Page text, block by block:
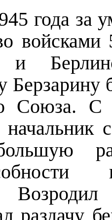
года за
и
Берзарину
Союза.
раздачу